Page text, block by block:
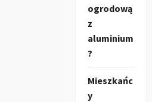
ogrodową
z
aluminium
?
Mieszkańc
y